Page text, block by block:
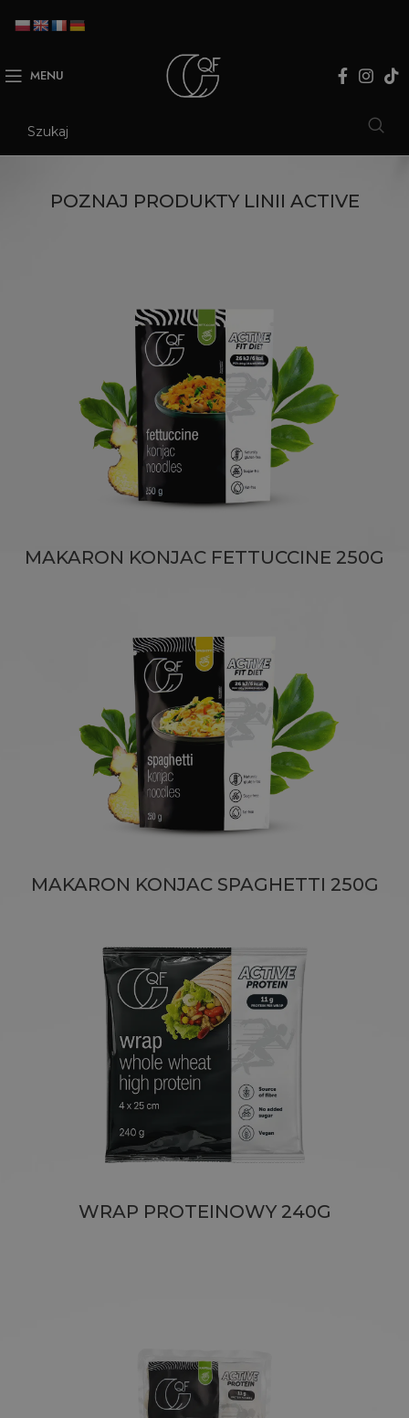
MENU
POZNAJ PRODUKTY LINII ACTIVE
MAKARON KONJAC FETTUCCINE 250G
MAKARON KONJAC SPAGHETTI 250G
WRAP PROTEINOWY 240G